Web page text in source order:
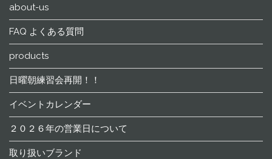
about-us
FAQ よくある質問
products
日曜朝練習会再開！！
イベントカレンダー
２０２６年の営業日について
取り扱いブランド